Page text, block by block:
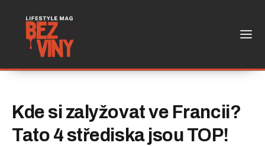
Kde si zalyžovat ve Francii?
Tato 4 střediska jsou TOP!